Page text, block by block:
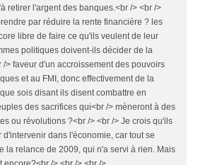
retirer l'argent des banques.<br /> <br />
par réduire la rente financière ? les
libre de faire ce qu'ils veulent de leur
politiques doivent-ils décider de la
> faveur d'un accroissement des pouvoirs
et au FMI, donc effectivement de la
sois disant ils disent combattre en
des sacrifices qui<br /> mèneront à des
ou révolutions ?<br /> <br /> Je crois qu'ils
d'intervenir dans l'économie, car tout se
la relance de 2009, qui n'a servi à rien. Mais